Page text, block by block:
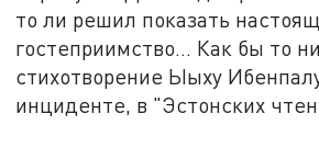
то ли решил показать
гостеприимство… Как бы то
стихотворение Ыыху
инциденте, в "Эстонских